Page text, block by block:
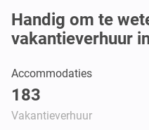
Handig om te
vakantieverhuur
Accommodaties
183
Vakantieverhuur